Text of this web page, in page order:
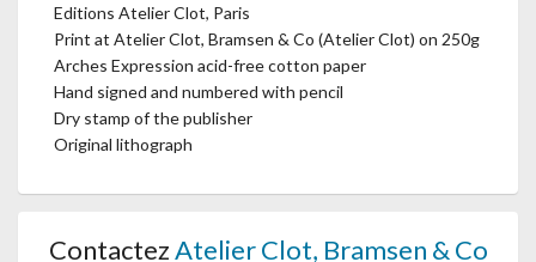
Editions Atelier Clot, Paris
Print at Atelier Clot, Bramsen & Co (Atelier Clot) on 250g
Arches Expression acid-free cotton paper
Hand signed and numbered with pencil
Dry stamp of the publisher
Original lithograph
ContactezAtelier Clot, Bramsen & Co